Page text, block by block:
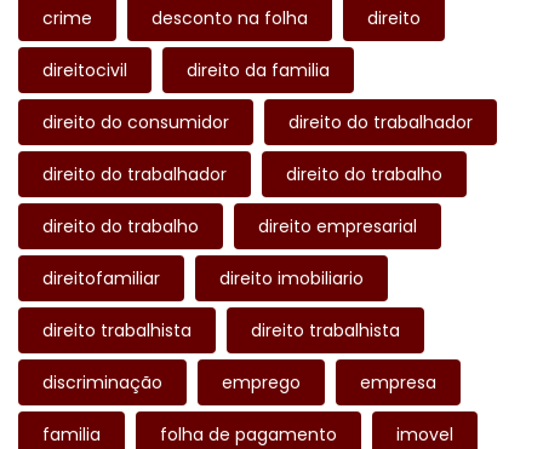
crime desconto na folha direito
direitocivil direito da familia
direito do consumidor direito do trabalhador
direito do trabalhador direito do trabalho
direito do trabalho direito empresarial
direitofamiliar direito imobiliario
direito trabalhista direito trabalhista
discriminação emprego empresa
familia folha de pagamento imovel